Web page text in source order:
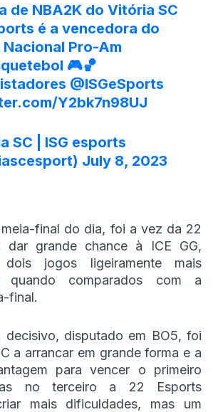
de NBA2K do Vitória SC
é a vencedora do
Pro-Am
🎮🏀
@ISGeSports
Y2bk7n98UJ
SC | ISG esports
July 8, 2023
final do dia, foi a vez da 22
dar grande chance à ICE GG,
jogos ligeiramente mais
quando comparados com a
final.
decisivo, disputado em BO5, foi
a arrancar em grande forma e a
para vencer o primeiro
no terceiro a 22 Esports
mais dificuldades, mas um